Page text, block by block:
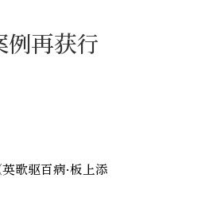
再获行
歌驱百病·板上添